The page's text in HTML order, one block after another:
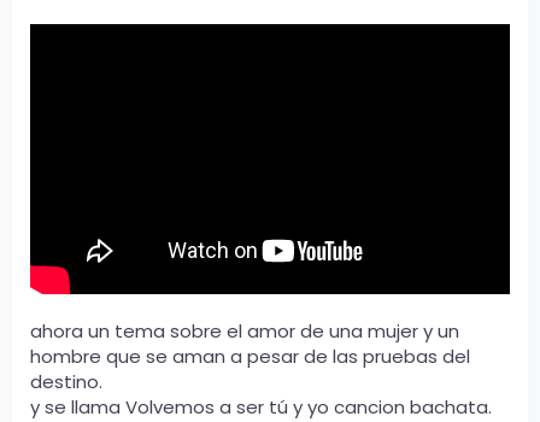
ahora un tema sobre el amor de una mujer y un
hombre que se aman a pesar de las pruebas del
destino.
y se llama Volvemos a ser tú y yo cancion bachata.